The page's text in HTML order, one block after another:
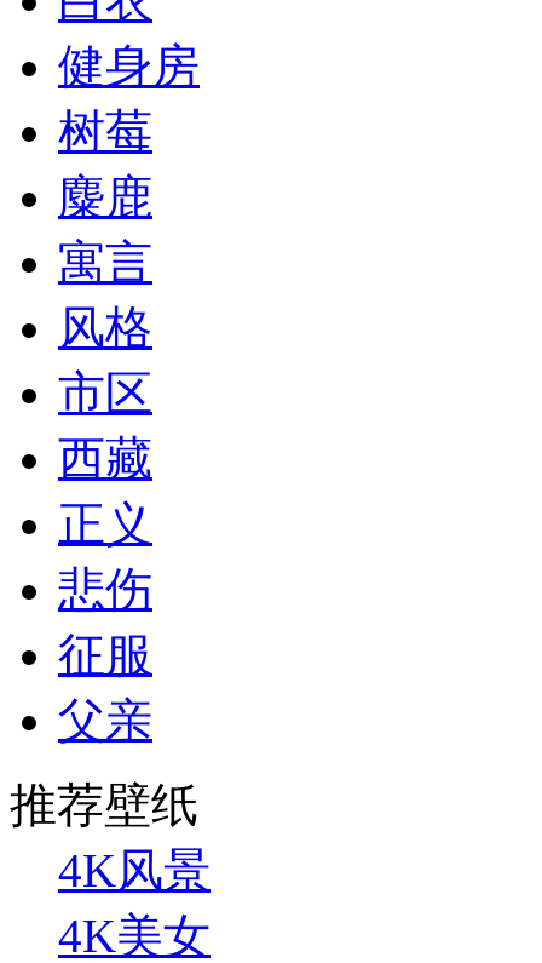
健身房
树莓
麋鹿
寓言
风格
市区
西藏
正义
悲伤
征服
父亲
推荐壁纸
4K风景
4K美女